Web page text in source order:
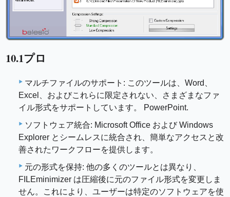
10.1プロ
マルチファイルのサポート: このツールは、Word、
Excel、およびこれらに限定されない、さまざまなファ
イル形式をサポートしています。 PowerPoint.
ソフトウェア統合: Microsoft Office および Windows
Explorer とシームレスに統合され、簡単なアクセスと改
善されたワークフローを提供します。
元の形式を保持: 他の多くのツールとは異なり、
FILEminimizer は圧縮後に元のファイル形式を変更しま
せん。これにより、ユーザーは特定のソフトウェアを使